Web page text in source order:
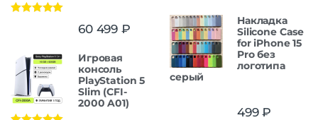
60 499 ₽
Игровая
консоль
PlayStation 5
Slim (CFI-
2000 A01)
Накладка
Silicone Case
for iPhone 15
Pro без
логотипа
серый
499₽